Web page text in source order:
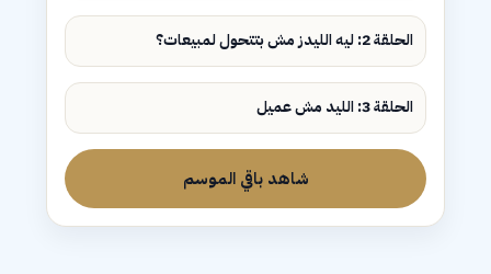
الحلقة 2: ليه الليدز مش بتتحول لمبيعات؟
الحلقة 3: الليد مش عميل
شاهد باقي الموسم